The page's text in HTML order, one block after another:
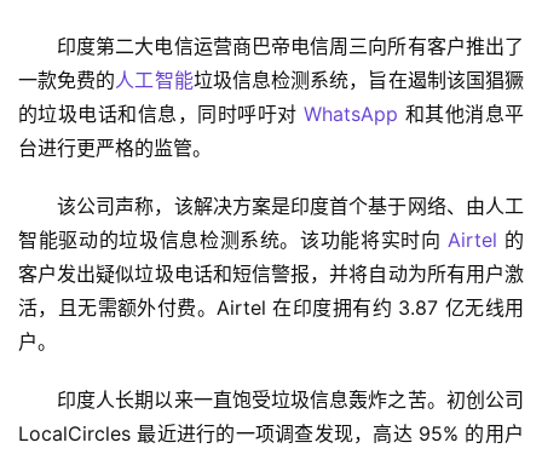
印度第二大电信运营商巴帝电信周三向所有客户推出了
一款免费的人工智能垃圾信息检测系统，旨在遏制该国猖獗
的垃圾电话和信息，同时呼吁对 WhatsApp 和其他消息平
台进行更严格的监管。
该公司声称，该解决方案是印度首个基于网络、由人工
智能驱动的垃圾信息检测系统。该功能将实时向 Airtel 的
客户发出疑似垃圾电话和短信警报，并将自动为所有用户激
活，且无需额外付费。Airtel 在印度拥有约 3.87 亿无线用
户。
印度人长期以来一直饱受垃圾信息轰炸之苦。初创公司
LocalCircles 最近进行的一项调查发现，高达 95% 的用户